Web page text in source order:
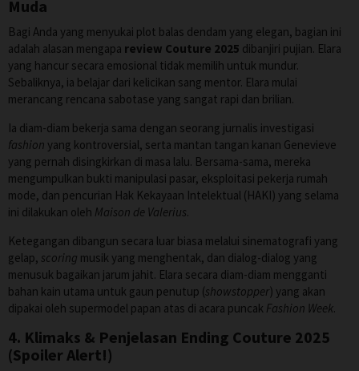
Muda
Bagi Anda yang menyukai plot balas dendam yang elegan, bagian ini
adalah alasan mengapa review Couture 2025 dibanjiri pujian. Elara
yang hancur secara emosional tidak memilih untuk mundur.
Sebaliknya, ia belajar dari kelicikan sang mentor. Elara mulai
merancang rencana sabotase yang sangat rapi dan brilian.
Ia diam-diam bekerja sama dengan seorang jurnalis investigasi
fashion yang kontroversial, serta mantan tangan kanan Genevieve
yang pernah disingkirkan di masa lalu. Bersama-sama, mereka
mengumpulkan bukti manipulasi pasar, eksploitasi pekerja rumah
mode, dan pencurian Hak Kekayaan Intelektual (HAKI) yang selama
ini dilakukan oleh Maison de Valerius.
Ketegangan dibangun secara luar biasa melalui sinematografi yang
gelap, scoring musik yang menghentak, dan dialog-dialog yang
menusuk bagaikan jarum jahit. Elara secara diam-diam mengganti
bahan kain utama untuk gaun penutup (showstopper) yang akan
dipakai oleh supermodel papan atas di acara puncak Fashion Week.
4. Klimaks & Penjelasan Ending Couture 2025
(Spoiler Alert!)